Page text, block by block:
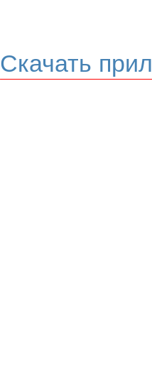
Скачать